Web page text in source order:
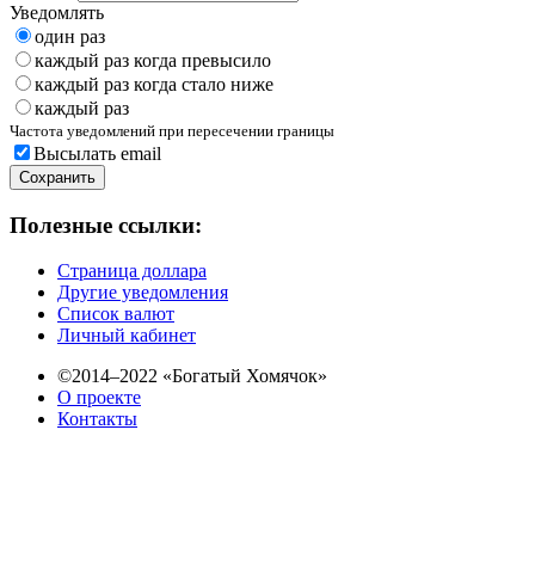
Уведомлять
один раз
каждый раз когда превысило
каждый раз когда стало ниже
каждый раз
Частота уведомлений при пересечении границы
Высылать email
Сохранить
Полезные ссылки:
Страница доллара
Другие уведомления
Список валют
Личный кабинет
©2014–2022 «Богатый Хомячок»
О проекте
Контакты